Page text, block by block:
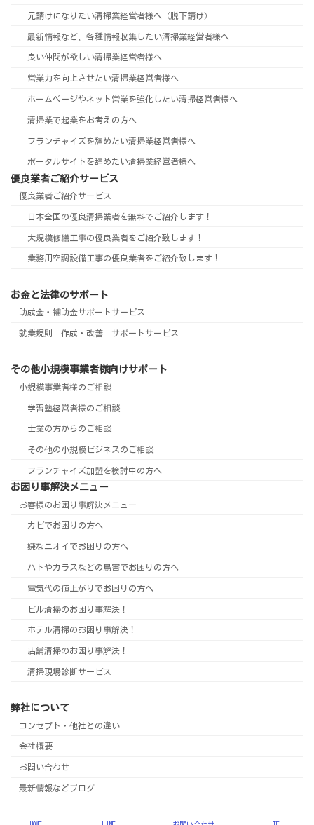
元請けになりたい清掃業経営者様へ（脱下請け）
最新情報など、各種情報収集したい清掃業経営者様へ
良い仲間が欲しい清掃業経営者様へ
営業力を向上させたい清掃業経営者様へ
ホームページやネット営業を強化したい清掃経営者様へ
清掃業で起業をお考えの方へ
フランチャイズを辞めたい清掃業経営者様へ
ポータルサイトを辞めたい清掃業経営者様へ
優良業者ご紹介サービス
優良業者ご紹介サービス
日本全国の優良清掃業者を無料でご紹介します！
大規模修繕工事の優良業者をご紹介致します！
業務用空調設備工事の優良業者をご紹介致します！
お金と法律のサポート
助成金・補助金サポートサービス
就業規則 作成・改善 サポートサービス
その他小規模事業者様向けサポート
小規模事業者様のご相談
学習塾経営者様のご相談
士業の方からのご相談
その他の小規模ビジネスのご相談
フランチャイズ加盟を検討中の方へ
お困り事解決メニュー
お客様のお困り事解決メニュー
カビでお困りの方へ
嫌なニオイでお困りの方へ
ハトやカラスなどの鳥害でお困りの方へ
電気代の値上がりでお困りの方へ
ビル清掃のお困り事解決！
ホテル清掃のお困り事解決！
店舗清掃のお困り事解決！
清掃現場診断サービス
弊社について
コンセプト・他社との違い
会社概要
お問い合わせ
最新情報などブログ